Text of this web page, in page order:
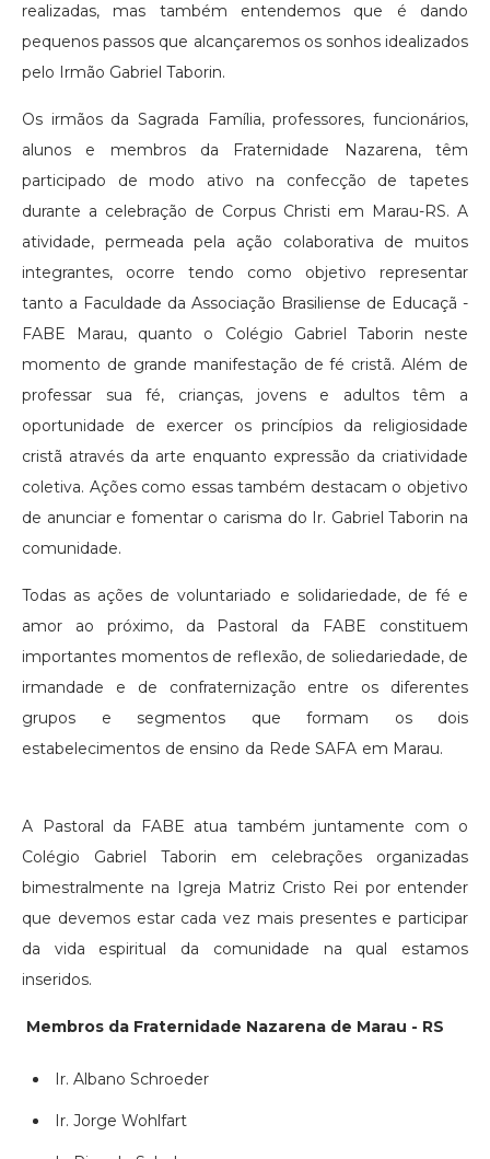
realizadas, mas também entendemos que é dando
pequenos passos que alcançaremos os sonhos idealizados
pelo Irmão Gabriel Taborin.
Os irmãos da Sagrada Família, professores, funcionários,
alunos e membros da Fraternidade Nazarena, têm
participado de modo ativo na confecção de tapetes
durante a celebração de Corpus Christi em Marau-RS. A
atividade, permeada pela ação colaborativa de muitos
integrantes, ocorre tendo como objetivo representar
tanto a Faculdade da Associação Brasiliense de Educaçã -
FABE Marau, quanto o Colégio Gabriel Taborin neste
momento de grande manifestação de fé cristã. Além de
professar sua fé, crianças, jovens e adultos têm a
oportunidade de exercer os princípios da religiosidade
cristã através da arte enquanto expressão da criatividade
coletiva. Ações como essas também destacam o objetivo
de anunciar e fomentar o carisma do Ir. Gabriel Taborin na
comunidade.
Todas as ações de voluntariado e solidariedade, de fé e
amor ao próximo, da Pastoral da FABE constituem
importantes momentos de reflexão, de soliedariedade, de
irmandade e de confraternização entre os diferentes
grupos e segmentos que formam os dois
estabelecimentos de ensino da Rede SAFA em Marau.
A Pastoral da FABE atua também juntamente com o
Colégio Gabriel Taborin em celebrações organizadas
bimestralmente na Igreja Matriz Cristo Rei por entender
que devemos estar cada vez mais presentes e participar
da vida espiritual da comunidade na qual estamos
inseridos.
Membros da Fraternidade Nazarena de Marau - RS
Ir. Albano Schroeder
Ir. Jorge Wohlfart